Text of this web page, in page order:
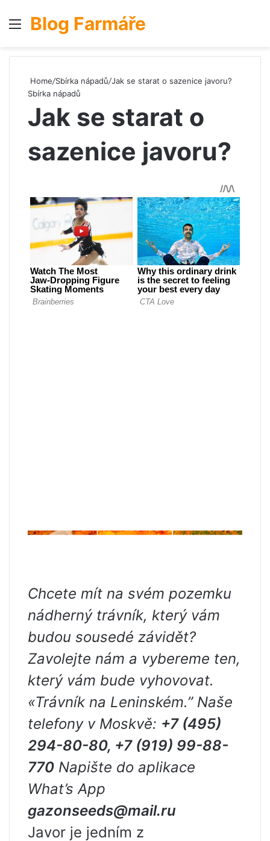
Menu
Blog Farmáře
Home/Sbírka nápadů/Jak se starat o sazenice javoru?
Sbírka nápadů
Jak se starat o
sazenice javoru?
Chcete mít na svém pozemku
nádherný trávník, který vám
budou sousedé závidět?
Zavolejte nám a vybereme ten,
který vám bude vyhovovat.
«Trávník na Leninském.”Naše
telefony v Moskvě: +7 (495)
294-80-80, +7 (919) 99-88-
770 Napište do aplikace
What’s App
gazonseeds@mail.ru
Javor je jedním z